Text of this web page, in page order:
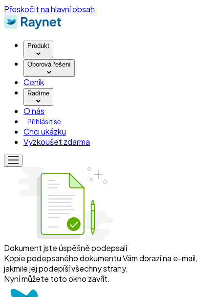
Přeskočit na hlavní obsah
Produkt
Oborová řešení
Ceník
Radíme
O nás
Přihlásit se
Chci ukázku
Vyzkoušet zdarma
Dokument jste úspěšně podepsali
Kopie podepsaného dokumentu Vám dorazí na e-mail,
jakmile jej podepíší všechny strany.
Nyní můžete toto okno zavřít.